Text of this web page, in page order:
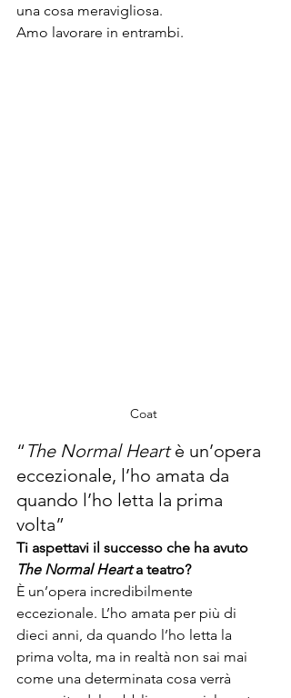
una cosa meravigliosa.
Amo lavorare in entrambi.
Coat
“The Normal Heart è un’opera
eccezionale, l’ho amata da
quando l’ho letta la prima
volta”
Ti aspettavi il successo che ha avuto
The Normal Heart a teatro?
È un’opera incredibilmente
eccezionale. L’ho amata per più di
dieci anni, da quando l’ho letta la
prima volta, ma in realtà non sai mai
come una determinata cosa verrà